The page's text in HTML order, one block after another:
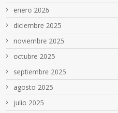
enero 2026
diciembre 2025
noviembre 2025
octubre 2025
septiembre 2025
agosto 2025
julio 2025